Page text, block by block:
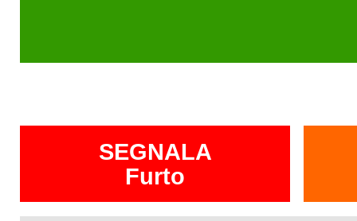
SEGNALA
Furto